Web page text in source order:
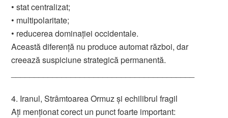
• stat centralizat;
• multipolaritate;
• reducerea dominației occidentale.
Această diferență nu produce automat război, dar
creează suspiciune strategică permanentă.
4. Iranul, Strâmtoarea Ormuz și echilibrul fragil
Ați menționat corect un punct foarte important: